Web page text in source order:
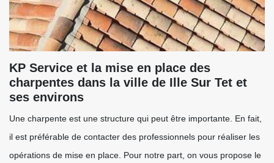
KP Service et la mise en place des
charpentes dans la ville de Ille Sur Tet et
ses environs
Une charpente est une structure qui peut être importante. En fait,
il est préférable de contacter des professionnels pour réaliser les
opérations de mise en place. Pour notre part, on vous propose le